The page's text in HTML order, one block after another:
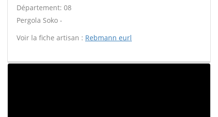
Département: 08
Pergola Soko -
Voir la fiche artisan : Rebmann eurl